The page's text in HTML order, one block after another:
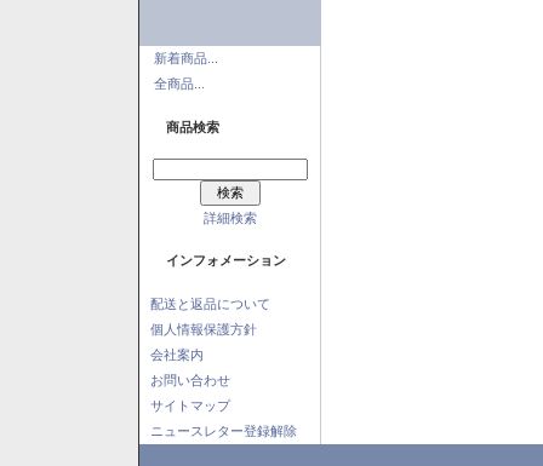
新着商品...
全商品...
商品検索
詳細検索
インフォメーション
配送と返品について
個人情報保護方針
会社案内
お問い合わせ
サイトマップ
ニュースレター登録解除